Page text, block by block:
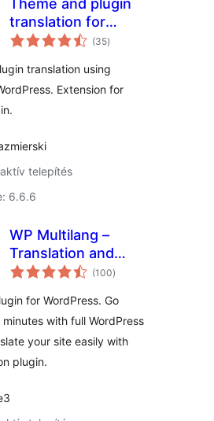
Theme and plugin
translation for
Polylang (TTfP)
(35értékelés
összesen
)
translation using
Extension for
telepítés
6.6.6
WP Multilang –
Translation and
Multilingual Plugin
(100értékelés
összesen
)
for WordPress. Go
with full WordPress
your site easily with
plugin.